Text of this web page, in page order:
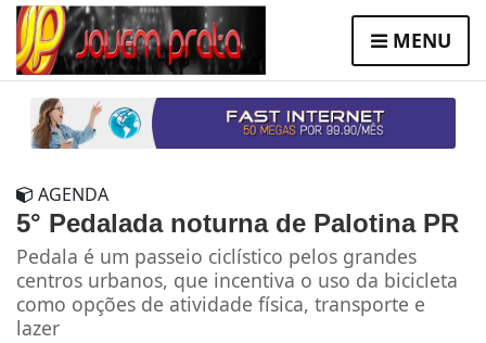
MENU
AGENDA
5° Pedalada noturna de Palotina PR
Pedala é um passeio ciclístico pelos grandes
centros urbanos, que incentiva o uso da bicicleta
como opções de atividade física, transporte e
lazer